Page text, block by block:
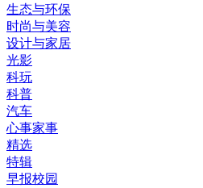
生态与环保
时尚与美容
设计与家居
光影
科玩
科普
汽车
心事家事
精选
特辑
早报校园